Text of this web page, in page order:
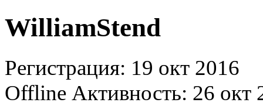
WilliamStend
Регистрация: 19 окт 2016
Offline Активность: 26 окт